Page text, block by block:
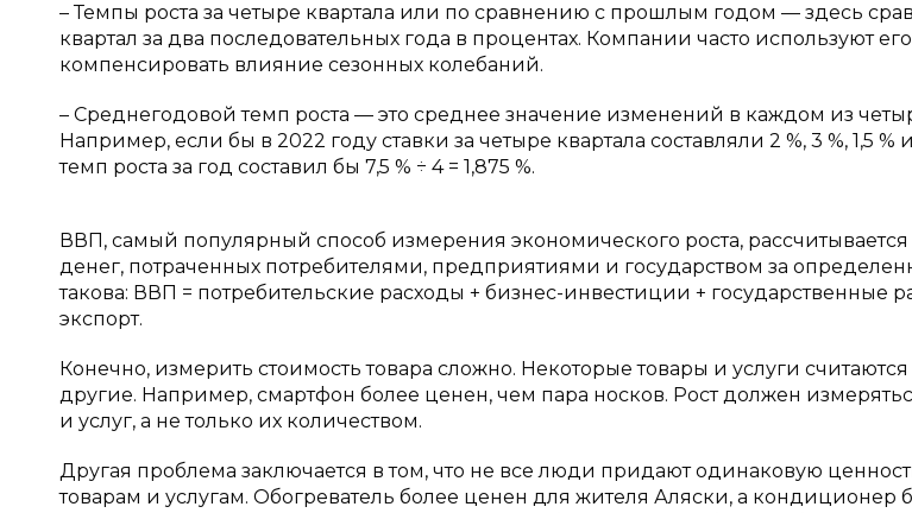
– Темпы роста за четыре квартала или по сравнению с прошлым годом — здесь
квартал за два последовательных года в процентах. Компании часто используют
компенсировать влияние сезонных колебаний.
– Среднегодовой темп роста — это среднее значение изменений в каждом из
Например, если бы в 2022 году ставки за четыре квартала составляли 2 %, 3 %, 1,5 %
темп роста за год составил бы 7,5 % ÷ 4 = 1,875 %.
ВВП, самый популярный способ измерения экономического роста,
денег, потраченных потребителями, предприятиями и государством за
такова: ВВП = потребительские расходы + бизнес-инвестиции + государственные
экспорт.
Конечно, измерить стоимость товара сложно. Некоторые товары и услуги
другие. Например, смартфон более ценен, чем пара носков. Рост должен
и услуг, а не только их количеством.
Другая проблема заключается в том, что не все люди придают одинаковую
товарам и услугам. Обогреватель более ценен для жителя Аляски, а кондиционер